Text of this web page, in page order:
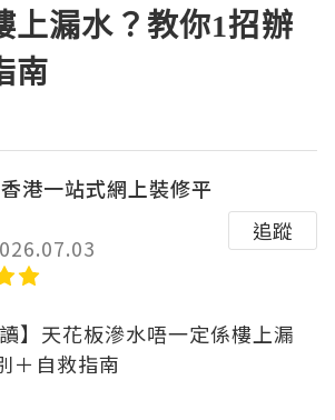
上漏水？教你1招辦
南
港一站式網上裝修平
追蹤